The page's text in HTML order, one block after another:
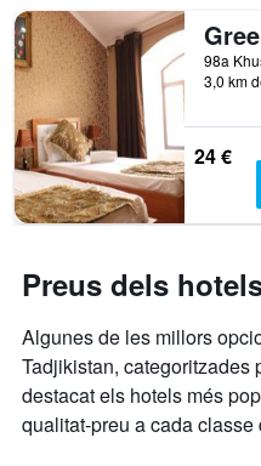
el
nombre
de
de
l'estada
El
gràfic
té
Y
mostra
el
preu
mitjà
d'una
3,0 km
24 €
Preus dels
Algunes de les millors
Tadjikistan, categoritzades
destacat els hotels més
qualitat-preu a cada classe